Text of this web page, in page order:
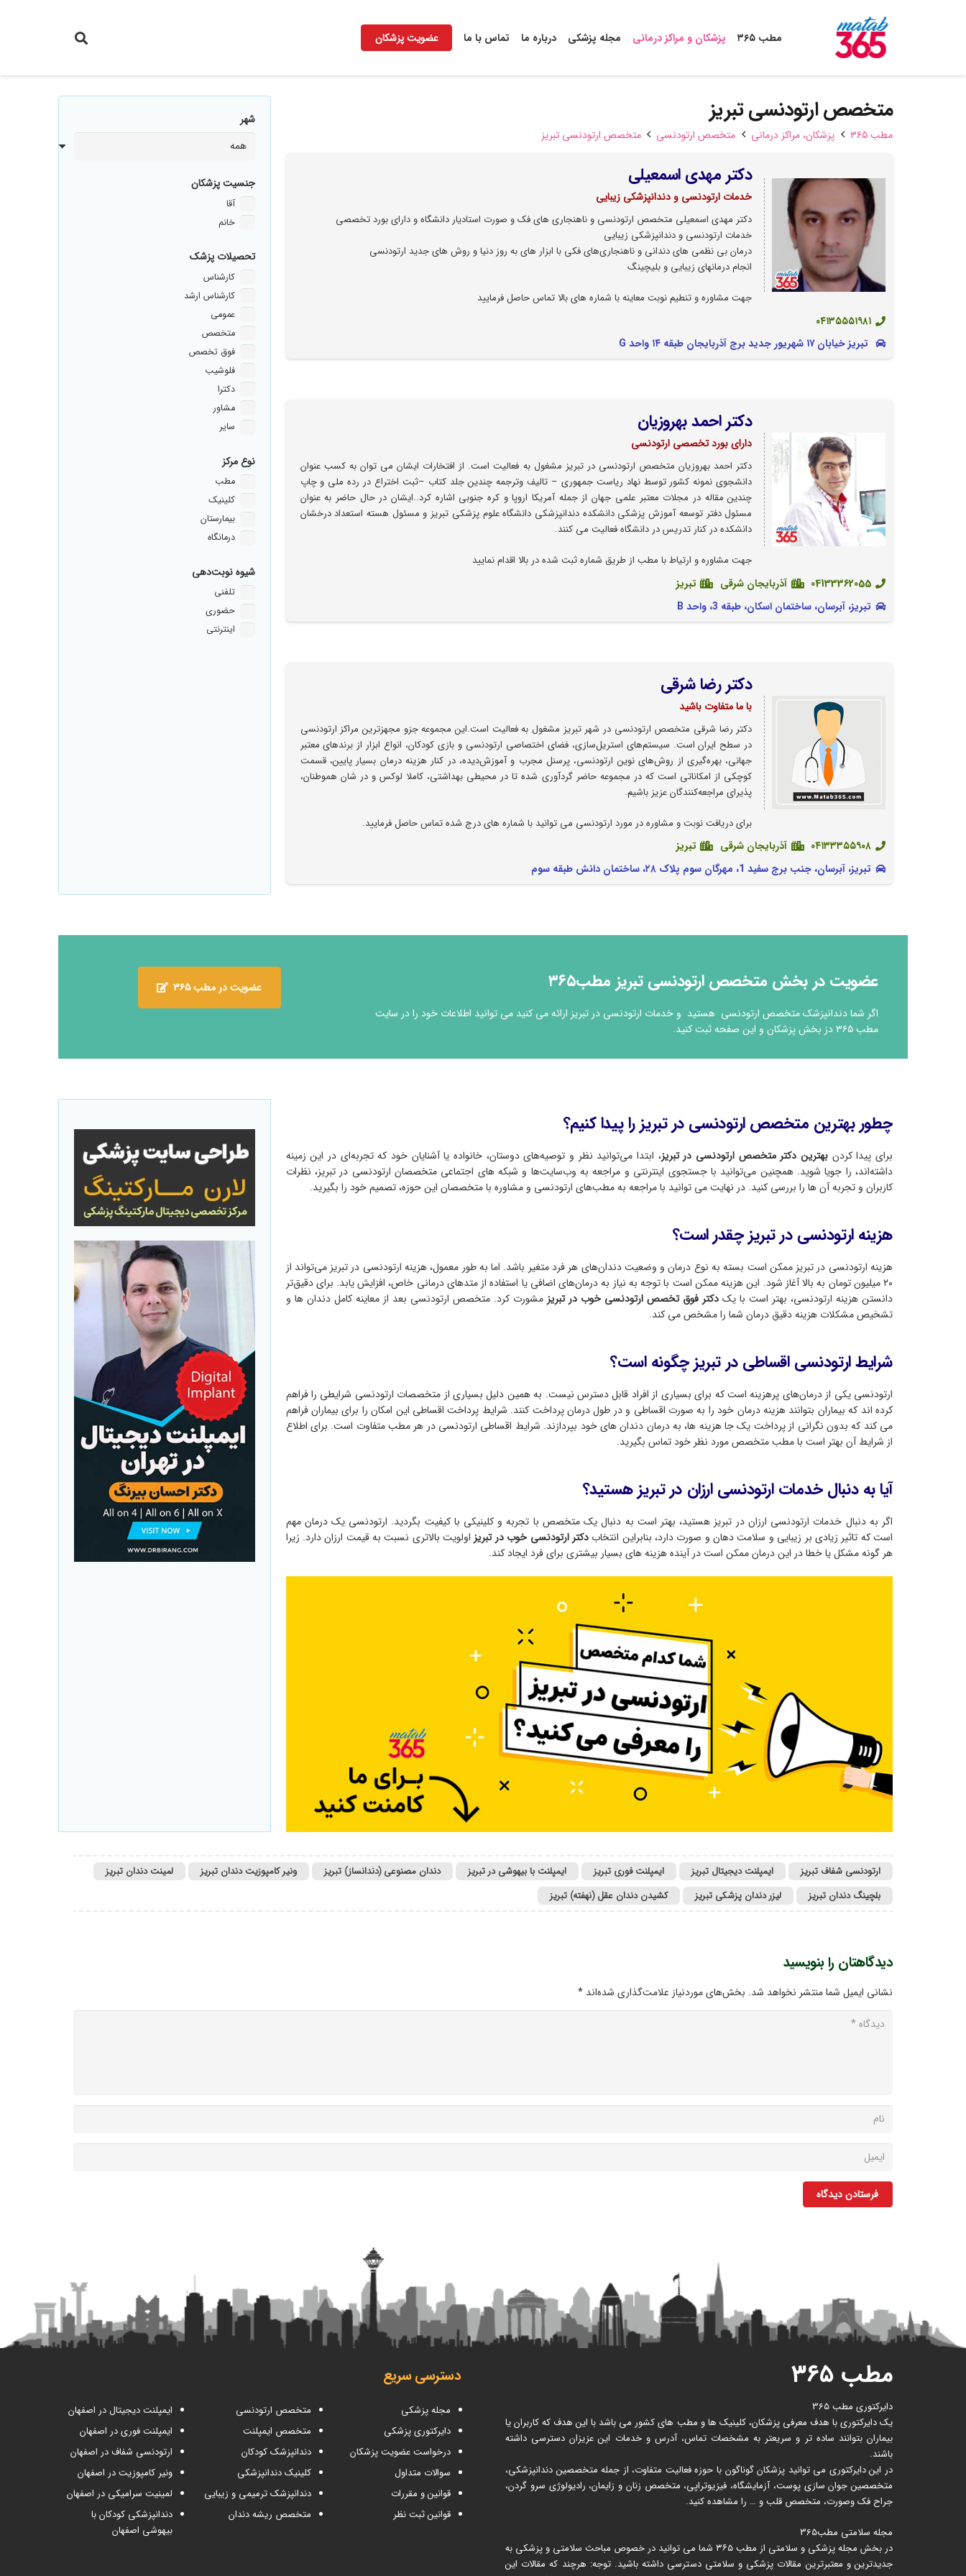
مطب ۳۶۵ پزشکان و مراکز درمانی مجله پزشکی درباره ما تماس با ما عضویت پزشکان
متخصص ارتودنسی تبریز
مطب ۳۶۵ پزشکان،‌ مراکز درمانی متخصص ارتودنسی متخصص ارتودنسی تبریز
دکتر مهدی اسمعیلی
خدمات ارتودنسی و دندانپزشکی زیبایی
دکتر مهدی اسمعیلی متخصص ارتودنسی و ناهنجاری های فک و صورت استادیار دانشگاه و دارای بورد تخصصی
خدمات ارتودنسی و دندانپزشکی زیبایی
درمان بی نظمی های دندانی و ناهنجاری‌های فکی با ابزار های به روز دنیا و روش های جدید ارتودنسی
انجام درمانهای زیبایی و بلیچینگ
جهت مشاوره و تنطیم نوبت معاینه با شماره های بالا تماس حاصل فرمایید
۰۴۱۳۵۵۵۱۹۸۱
تبریز خیابان ۱۷ شهریور جدید برج آذربایجان طبقه ۱۴ واحد G
دکتر احمد بهروزیان
دارای بورد تخصصی ارتودنسی
دکتر احمد بهروزیان متخصص ارتودنسی در تبریز مشغول به فعالیت است. از افتخارات ایشان می توان به کسب عنوان
دانشجوی نمونه کشور توسط نهاد ریاست جمهوری – تالیف وترجمه چندین جلد کتاب –ثبت اختراع در رده ملی و چاپ
چندین مقاله در مجلات معتبر علمی جهان از جمله آمریکا اروپا و کره جنوبی اشاره کرد..ایشان در حال حاضر به عنوان
مسئول دفتر توسعه آموزش پزشکی دانشکده دندانپزشکی دانشگاه علوم پزشکی تبریز و مسئول هسته استعداد درخشان
دانشکده در کنار تدریس در دانشگاه فعالیت می کنند.
جهت مشاوره و ارتیاط با مطب از طریق شماره ثبت شده در بالا اقدام نمایید
04133362055 آذربایجان شرقی
تبریز
تبریز، آبرسان، ساختمان اسکان، طبقه 3، واحد B
دکتر رضا شرقی
با ما متفاوت باشید
دکتر رضا شرقی متخصص ارتودنسی در شهر تبریز مشغول به فعالیت است.این مجموعه جزو مجهزترین مراکز ارتودنسی
در سطح ایران است. سیستم‌های استریل‌سازی، فضای اختصاصی ارتودنسی و بازی کودکان، انواع ابزار از برندهای معتبر
جهانی، بهره‌گیری از روش‌های نوین ارتودنسی، پرسنل مجرب و آموزش‌دیده، در کنار هزینه درمان بسیار پایین، قسمت
کوچکی از امکاناتی است که در مجموعه حاضر گردآوری شده تا در محیطی بهداشتی، کاملا لوکس و در شان هموطنان،
پذیرای مراجعه‌کنندگان عزیز باشیم.
برای دریافت نوبت و مشاوره در مورد ارتودنسی می توانید با شماره های درج شده تماس حاصل فرمایید.
۰۴۱۳۳۳۵۵۹۰۸ آذربایجان شرقی
تبریز
تبریز، آبرسان، جنب برج سفید 1، مهرگان سوم پلاک ۲۸، ساختمان دانش طبقه سوم
شهر
جنسیت پزشکان
آقا
خانم
تحصیلات پزشک
کارشناس
کارشناس ارشد
عمومی
متخصص
فوق تخصص
فلوشیب
دکترا
مشاور
سایر
نوع مرکز
مطب
کلینیک
بیمارستان
درمانگاه
شیوه نوبت‌دهی
تلفنی
حضوری
اینترنتی
عضویت در بخش متخصص ارتودنسی تبریز مطب۳۶۵
اگر شما دندانپزشک متخصص ارتودنسی هستید و خدمات ارتودنسی در تبریز ارائه می کنید می توانید اطلاعات خود را در سایت
مطب ۳۶۵ دز بخش پزشکان و این صفحه ثبت کنید.
عضویت در مطب ۳۶۵
چطور بهترین متخصص ارتودنسی در تبریز را پیدا کنیم؟
برای پیدا کردنبهترین دکتر متخصص ارتودنسی در تبریز، ابتدا می‌توانید نظر و توصیه‌های دوستان، خانواده یا آشنایان خود که تجربه‌ای در این زمینه
داشته‌اند، را جویا شوید. همچنین می‌توانید با جستجوی اینترنتی و مراجعه به وب‌سایت‌ها و شبکه های اجتماعی متخصصان ارتودنسی در تبریز، نظرات
کاربران و تجربه آن ها را بررسی کنید. در نهایت می توانید با مراجعه به مطب‌های ارتودنسی و مشاوره با متخصصان این حوزه، تصمیم خود را بگیرید.
هزینه ارتودنسی در تبریز چقدر است؟
هزینه ارتودنسی در تبریز ممکن است بسته به نوع درمان و وضعیت دندان‌های هر فرد متغیر باشد. اما به طور معمول، هزینه ارتودنسی در تبریز می‌تواند از
۲۰ میلیون تومان به بالا آغاز شود. این هزینه ممکن است با توجه به نیاز به درمان‌های اضافی یا استفاده از متدهای درمانی خاص، افزایش یابد. برای دقیق‌تر
دانستن هزینه ارتودنسی، بهتر است با یکدکتر فوق تخصص ارتودنسی خوب در تبریز مشورت کرد. متخصص ارتودنسی بعد از معاینه کامل دندان ها و
تشخیص مشکلات هزینه دقیق درمان شما را مشخص می کند.
شرایط ارتودنسی اقساطی در تبریز چگونه است؟
ارتودنسی یکی از درمان‌های پرهزینه است که برای بسیاری از افراد قابل دسترس نیست. به همین دلیل بسیاری از متخصصات ارتودنسی شرایطی را فراهم
کرده اند که بیماران بتوانند هزینه درمان خود را به صورت اقساطی و در طول درمان پرداخت کنند. شرایط پرداخت اقساطی این امکان را برای بیماران فراهم
می کند که بدون نگرانی از پرداخت یک جا هزینه ها، به درمان دندان های خود بپردازند. شرایط اقساطی ارتودنسی در هر مطب متفاوت است. برای اطلاع
از شرایط آن بهتر است با مطب متخصص مورد نظر خود تماس بگیرید.
آیا به دنبال خدمات ارتودنسی ارزان در تبریز هستید؟
اگر به دنبال خدمات ارتودنسی ارزان در تبریز هستید، بهتر است به دنبال یک متخصص با تجربه و کلینیکی با کیفیت بگردید. ارتودنسی یک درمان مهم
است که تاثیر زیادی بر زیبایی و سلامت دهان و صورت دارد، بنابراین انتخابدکتر ارتودنسی خوب در تبریز اولویت بالاتری نسبت به قیمت ارزان دارد. زیرا
هر گونه مشکل یا خطا در این درمان ممکن است در آینده هزینه های بسیار بیشتری برای فرد ایجاد کند.
ارتودنسی شفاف تبریز ایمپلنت دیجیتال تبریز ایمپلنت فوری تبریز ایمپلنت با بیهوشی در تبریز دندان مصنوعی (دندانساز) تبریز ونیر کامپوزیت دندان تبریز
لمینت دندان تبریز
بلچینگ دندان تبریز
لیزر دندان پزشکی تبریز کشیدن دندان عقل‌ (نهفته) تبریز
دیدگاهتان را بنویسید
نشانی ایمیل شما منتشر نخواهد شد. بخش‌های موردنیاز علامت‌گذاری شده‌اند *
فرستادن دیدگاه
مطب ۳۶۵
دایرکتوری مطب 365
یک دایرکتوری با هدف معرفی پزشکان، کلینیک ها و مطب های کشور می باشد با این هدف که کاربران یا
بیماران بتوانند ساده تر و سریعتر به مشخصات تماس، آدرس و خدمات این عزیزان دسترسی داشته
باشند.
در این دایرکتوری می توانید پزشکان گوناگون با حوزه فعالیت متفاوت، از جمله متخصصین دندانپزشکی،
متخصصین جوان سازی پوست، آزمایشگاه، فیزیوتراپی، متخصص زنان و زایمان، رادیولوژی سرو گردن،
جراح فک وصورت، متخصص قلب و … را مشاهده کنید.
مجله سلامتی مطب365
در بخش مجله پزشکی و سلامتی از مطب ۳۶۵ شما می توانید در خصوص مباحث سلامتی و پزشکی به
جدیدترین و معتبرترین مقالات پزشکی و سلامتی دسترسی داشته باشید. توجه: هرچند که مقالات این
دسترسی سریع
مجله پزشکی
دایرکتوری پزشکی
درخواست عضویت پزشکان
سوالات متداول
قوانین و مقررات
قوانین ثبت نظر
متخصص ارتودنسی
متخصص ایمپلنت
دندانپزشک کودکان
کلینیک دندانپزشکی
دندانپزشک ترمیمی و زیبایی
متخصص ریشه دندان
ایمپلنت دیجیتال در اصفهان
ایمپلنت فوری در اصفهان
ارتودنسی شفاف در اصفهان
ونیر کامپوزیت در اصفهان
لمینیت سرامیکی در اصفهان
دندانپزشکی کودکان با
بیهوشی اصفهان